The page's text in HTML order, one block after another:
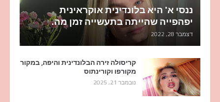
ננסי א' היא בלונדינית אוקראינית
יפהפייה שהייתה בתעשייה זמן מה.
דצמבר 28, 2022
קריסולה זירה הבלונדינית והיפה, במקור
מקורפו וקורינתוס
נובמבר 21, 2025